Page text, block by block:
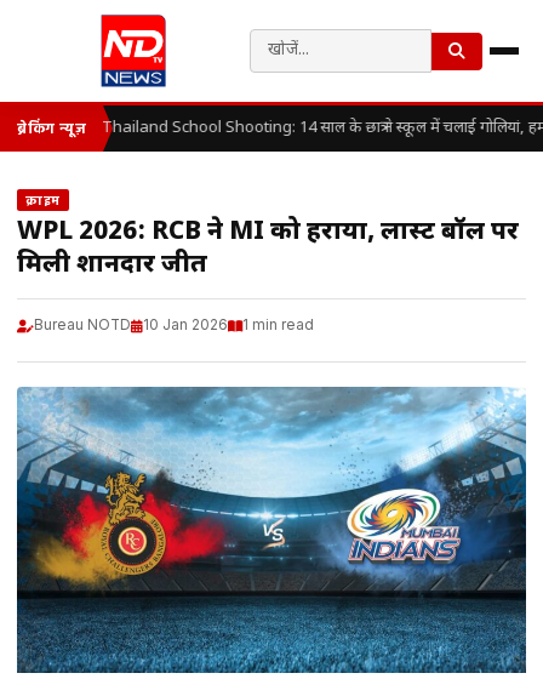
ब्रेकिंग न्यूज़ Thailand School Shooting: 14 साल के छात्र ने स्कूल में चलाई गोलियां,
क्राइम
WPL 2026: RCB ने MI को हराया, लास्ट बॉल पर
मिली शानदार जीत
Bureau NOTD 10 Jan 2026 1 min read